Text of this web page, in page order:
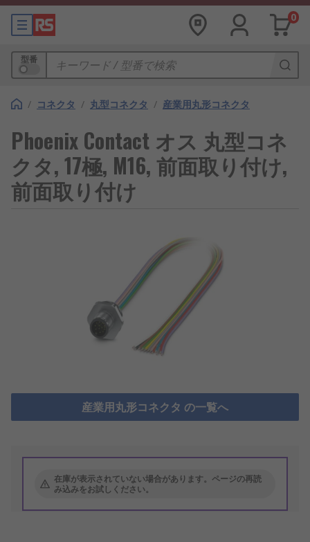
0
型番
/ コネクタ / 丸型コネクタ / 産業用丸形コネクタ
Phoenix Contact オス 丸型コネ
クタ, 17極, M16, 前面取り付け,
前面取り付け
産業用丸形コネクタ の一覧へ
在庫が表示されていない場合があります。ページの再読
み込みをお試しください。